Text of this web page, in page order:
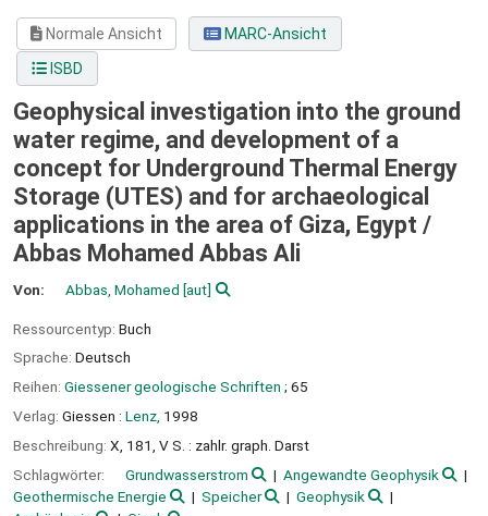
Normale Ansicht
MARC-Ansicht
ISBD
Geophysical investigation into the ground
water regime, and development of a
concept for Underground Thermal Energy
Storage (UTES) and for archaeological
applications in the area of Giza, Egypt /
Abbas Mohamed Abbas Ali
Von: Abbas, Mohamed [aut]
Ressourcentyp: Buch
Sprache: Deutsch
Reihen: Giessener geologische Schriften ; 65
Verlag: Giessen : Lenz, 1998
Beschreibung: X, 181, V S. : zahlr. graph. Darst
Schlagwörter:
Grundwasserstrom
Angewandte Geophysik
Geothermische Energie
Speicher
Geophysik